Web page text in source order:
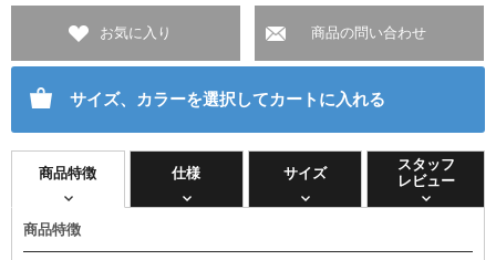
お気に入り 商品の問い合わせ
サイズ、カラーを選択してカートに入れる
商品特徴 仕様 サイズ
スタッフ
レビュー
商品特徴